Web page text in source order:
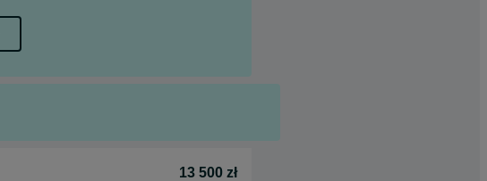
13 500 zł